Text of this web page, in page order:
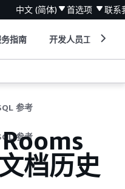
中文 (简体) 首选项 联系
务指南 开发人员工具
参考
参考
档历史